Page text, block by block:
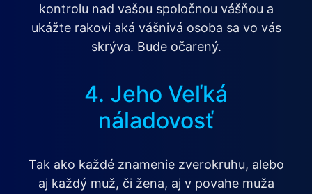
kontrolu nad vašou spoločnou vášňou a
ukážte rakovi aká vášnivá osoba sa vo vás
skrýva. Bude očarený.
4. Jeho Veľká
náladovosť
Tak ako každé znamenie zverokruhu, alebo
aj každý muž, či žena, aj v povahe muža